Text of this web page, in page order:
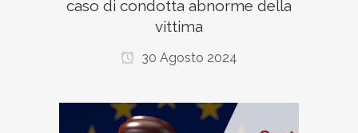
caso di condotta abnorme della
vittima
30 Agosto 2024